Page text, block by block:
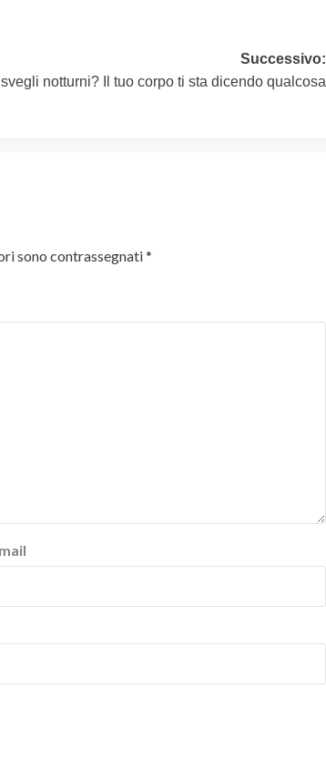
Successivo:
notturni? Il tuo corpo ti sta dicendo qualcosa
sono contrassegnati*